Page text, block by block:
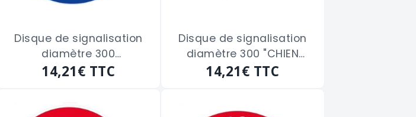
Disque de signalisation
diamètre 300
"CHAUSSURES DE SECURITE
14,21€ TTC
Disque de signalisation
diamètre 300 "CHIEN
MECHANT"
14,21€ TTC